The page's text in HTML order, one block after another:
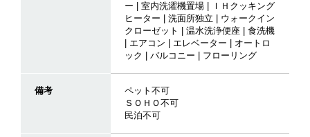
ー | 室内洗濯機置場 | ＩＨクッキング
ヒーター | 洗面所独立 | ウォークイン
クローゼット | 温水洗浄便座 | 食洗機
| エアコン | エレベーター | オートロ
ック | バルコニー | フローリング
備考
ペット不可
ＳＯＨＯ不可
民泊不可